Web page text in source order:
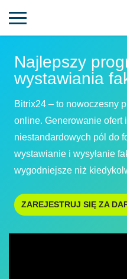
Najlepszy
wystawiania
Bitrix24 – to nowoczesny
online. Generowanie ofert
niestandardowych pól do
wystawianie i wysyłanie
wygodniejsze niż
ZAREJESTRUJ SIĘ ZA